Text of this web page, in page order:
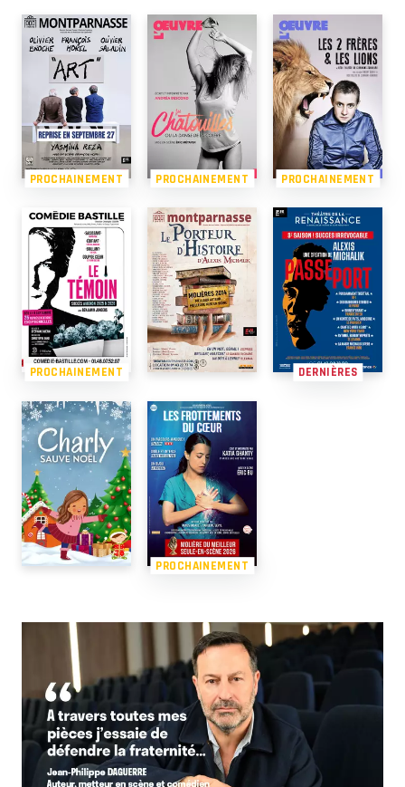
PROCHAINEMENT PROCHAINEMENT PROCHAINEMENT
PROCHAINEMENT DERNIÈRES
PROCHAINEMENT